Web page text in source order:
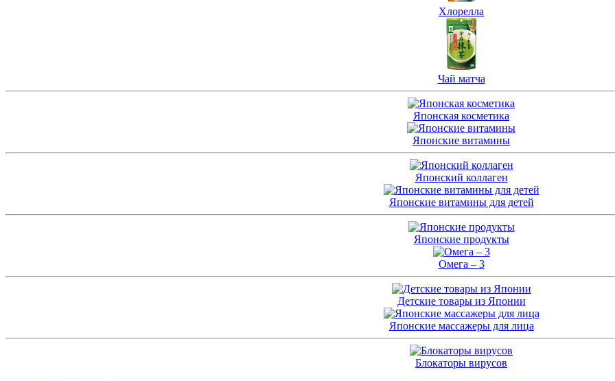
Хлорелла
Чай матча
Японская косметика
Японские витамины
Японский коллаген
Японские витамины для детей
Японские продукты
Омега – 3
Детские товары из Японии
Японские массажеры для лица
Блокаторы вирусов